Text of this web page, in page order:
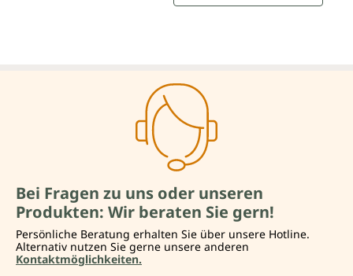
Bei Fragen zu uns oder unseren
Produkten: Wir beraten Sie gern!
Persönliche Beratung erhalten Sie über unsere Hotline.
Alternativ nutzen Sie gerne unsere anderen
Kontaktmöglichkeiten.